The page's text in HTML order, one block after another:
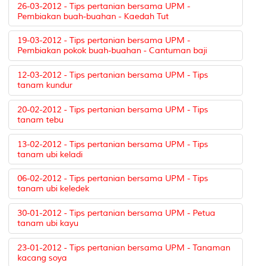
26-03-2012 - Tips pertanian bersama UPM -
Pembiakan buah-buahan - Kaedah Tut
19-03-2012 - Tips pertanian bersama UPM -
Pembiakan pokok buah-buahan - Cantuman baji
12-03-2012 - Tips pertanian bersama UPM - Tips
tanam kundur
20-02-2012 - Tips pertanian bersama UPM - Tips
tanam tebu
13-02-2012 - Tips pertanian bersama UPM - Tips
tanam ubi keladi
06-02-2012 - Tips pertanian bersama UPM - Tips
tanam ubi keledek
30-01-2012 - Tips pertanian bersama UPM - Petua
tanam ubi kayu
23-01-2012 - Tips pertanian bersama UPM - Tanaman
kacang soya